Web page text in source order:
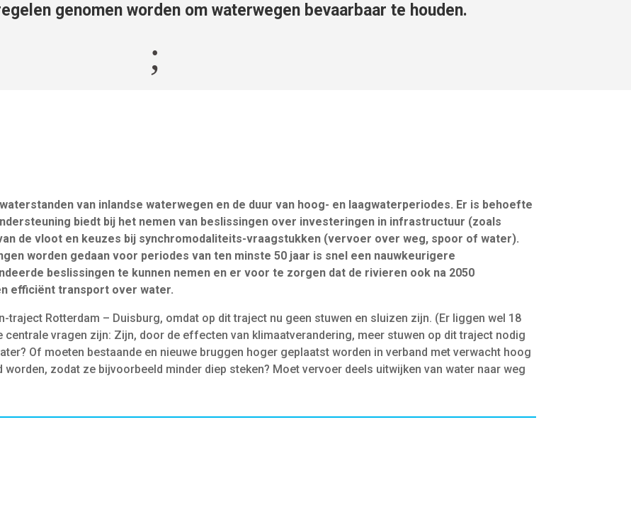
genomen worden om waterwegen bevaarbaar te houden.
;
van inlandse waterwegen en de duur van hoog- en laagwaterperiodes. Er is behoefte
biedt bij het nemen van beslissingen over investeringen in infrastructuur (zoals
de vloot en keuzes bij synchromodaliteits-vraagstukken (vervoer over weg, spoor of water).
worden gedaan voor periodes van ten minste 50 jaar is snel een nauwkeurigere
beslissingen te kunnen nemen en er voor te zorgen dat de rivieren ook na 2050
efficiënt transport over water.
traject Rotterdam – Duisburg, omdat op dit traject nu geen stuwen en sluizen zijn. (Er liggen wel 18
centrale vragen zijn: Zijn, door de effecten van klimaatverandering, meer stuwen op dit traject nodig
Of moeten bestaande en nieuwe bruggen hoger geplaatst worden in verband met verwacht hoog
zodat ze bijvoorbeeld minder diep steken? Moet vervoer deels uitwijken van water naar weg